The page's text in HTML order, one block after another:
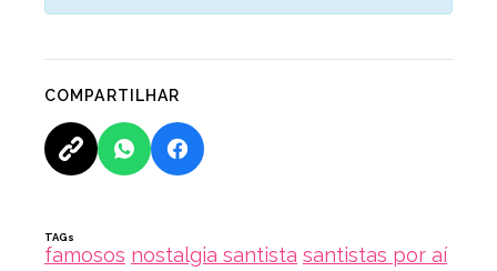
COMPARTILHAR
TAGs
famosos nostalgia santista santistas por aí